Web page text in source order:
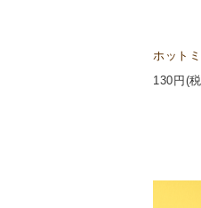
ホット
130 円(